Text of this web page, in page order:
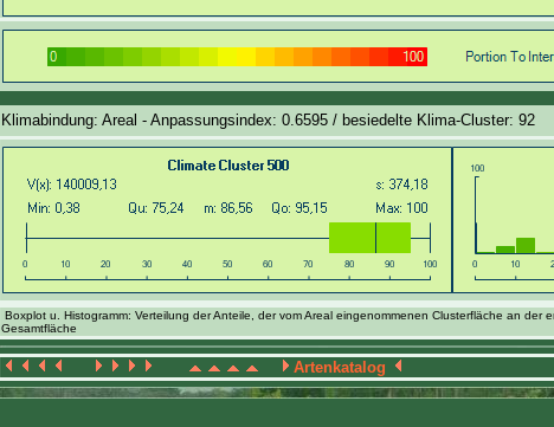
Klimabindung: Areal - Anpassungsindex: 0.6595 / besiedelte Klima-Cluster: 92
Boxplot u. Histogramm: Verteilung der Anteile, der vom Areal eingenommenen Clusterfläche an
Gesamtfläche
Artenkatalog